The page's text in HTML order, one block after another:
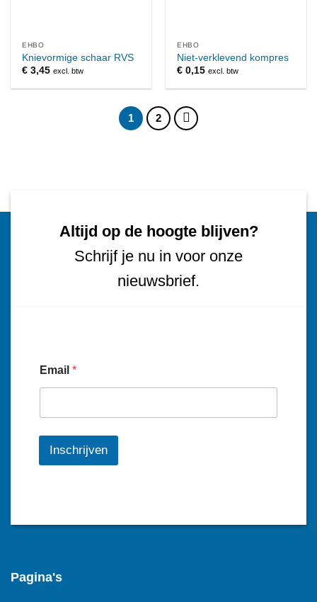
EHBO
Knievormige schaar RVS
€ 3,45 excl. btw
EHBO
Niet-verklevend kompres
€ 0,15 excl. btw
1 2
Altijd op de hoogte blijven?
Schrijf je nu in voor onze
nieuwsbrief.
Email *
Inschrijven
Pagina's